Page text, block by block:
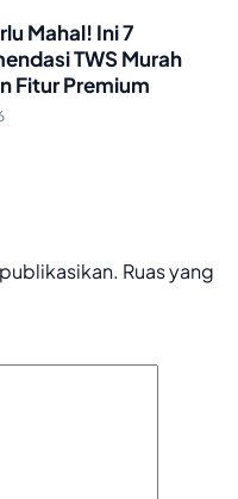
Mahal! Ini 7
TWS Murah
Fitur Premium
Ruas yang